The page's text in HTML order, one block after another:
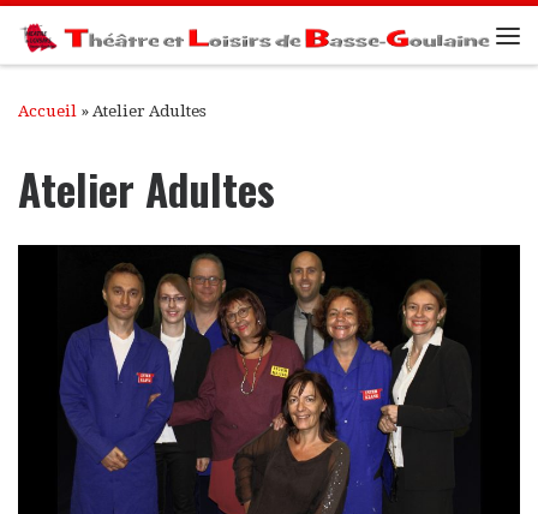
Passer au contenu
Accueil » Atelier Adultes
Atelier Adultes